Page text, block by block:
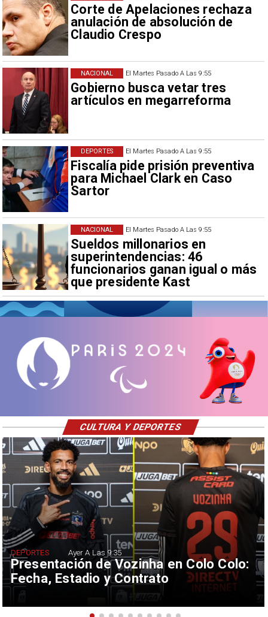
Corte de Apelaciones rechaza
anulación de absolución de
Claudio Crespo
El Martes Pasado A Las 9:55
Gobierno busca vetar tres
artículos en megarreforma
NACIONAL
El Martes Pasado A Las 9:55
Fiscalía pide prisión preventiva
para Michael Clark en Caso
Sartor
DEPORTES
El Martes Pasado A Las 9:55
Sueldos millonarios en
superintendencias: 46
funcionarios ganan igual o más
que presidente Kast
NACIONAL
Presentación de Vozinha en Colo Colo:
Fecha, Estadio y Contrato
DEPORTES Ayer A Las 9:35
CULTURA Y DEPORTES